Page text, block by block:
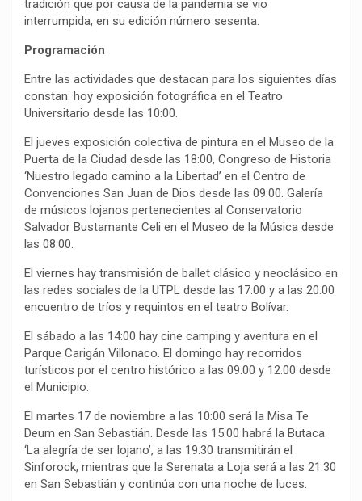
tradición que por causa de la pandemia se vio
interrumpida, en su edición número sesenta.
Programación
Entre las actividades que destacan para los siguientes días
constan: hoy exposición fotográfica en el Teatro
Universitario desde las 10:00.
El jueves exposición colectiva de pintura en el Museo de la
Puerta de la Ciudad desde las 18:00, Congreso de Historia
‘Nuestro legado camino a la Libertad’ en el Centro de
Convenciones San Juan de Dios desde las 09:00. Galería
de músicos lojanos pertenecientes al Conservatorio
Salvador Bustamante Celi en el Museo de la Música desde
las 08:00.
El viernes hay transmisión de ballet clásico y neoclásico en
las redes sociales de la UTPL desde las 17:00 y a las 20:00
encuentro de tríos y requintos en el teatro Bolívar.
El sábado a las 14:00 hay cine camping y aventura en el
Parque Carigán Villonaco. El domingo hay recorridos
turísticos por el centro histórico a las 09:00 y 12:00 desde
el Municipio.
El martes 17 de noviembre a las 10:00 será la Misa Te
Deum en San Sebastián. Desde las 15:00 habrá la Butaca
‘La alegría de ser lojano’, a las 19:30 transmitirán el
Sinforock, mientras que la Serenata a Loja será a las 21:30
en San Sebastián y continúa con una noche de luces.